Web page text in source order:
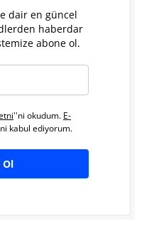
dair en güncel
haberdar
abone ol.
''ni okudum. E-
kabul ediyorum.
Ol